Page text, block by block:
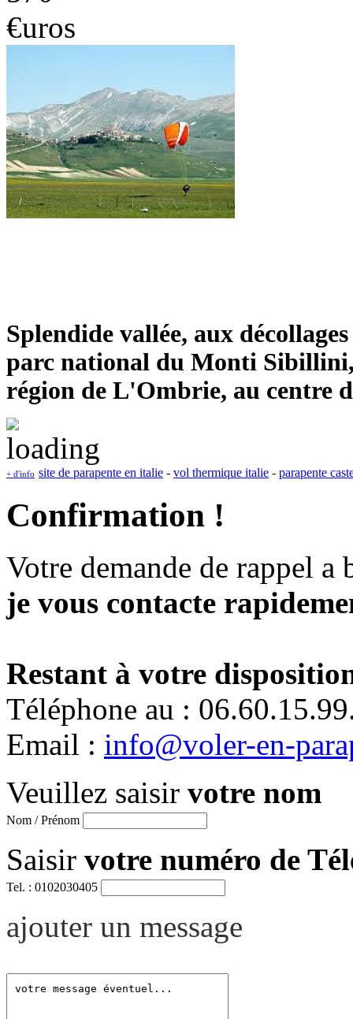
€uros
Splendide vallée, aux
parc national du Monti
région de L'Ombrie, au centre
+ d'info site de parapente en italie - vol thermique italie - parapente
Confirmation !
Votre demande de rappel a
je vous contacte
Restant à votre
Téléphone au :
Email : info@voler-en-
Veuillez saisir votre nom
Nom / Prénom
Saisir votre numéro de
Tel. : 0102030405
ajouter un message